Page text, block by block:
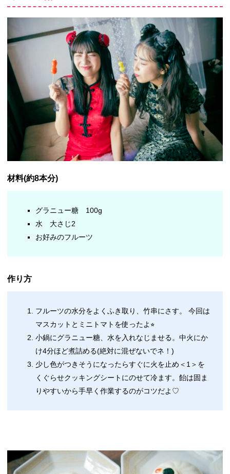
材料(約8本分)
グラニュー糖 100g
水 大さじ2
お好みのフルーツ
作り方
フルーツの水分をよくふき取り、竹串にさす。 今回は
マスカットとミニトマトを使ったよ⭐︎
小鍋にグラニュー糖、水を入れなじませる。中火にか
け4分ほど煮詰める(絶対に混ぜないでネ！)
少し色がつきそうになったらすぐに火を止め＜1＞を
くぐらせクッキングシートにのせて冷ます。飴は固ま
りやすいから手早く作業するのがコツだよ♡